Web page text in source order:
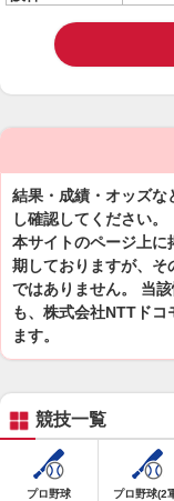
結果・成績・オッズな
し確認してください。
本サイトのページ上に
期しておりますが、そ
ではありません。 当
も、株式会社NTTド
ます。
競技一覧
プロ野球 プロ野球(2